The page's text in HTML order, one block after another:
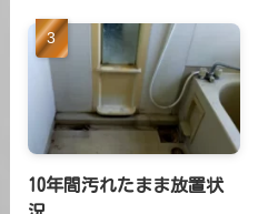
10年間汚れたまま放置状